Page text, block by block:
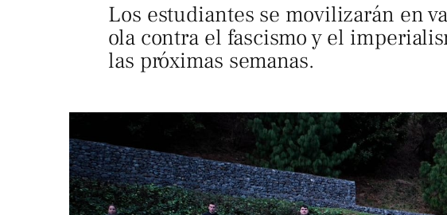
Los estudiantes se movilizarán en
ola contra el fascismo y el
las próximas semanas.